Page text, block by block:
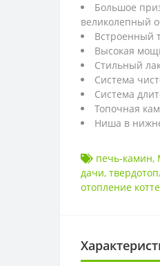
Большое
великолепный
Встроенный
Высокая
Стильный
Система
Система
Топочная
Ниша в
печь-камин,
дачи,
отопление